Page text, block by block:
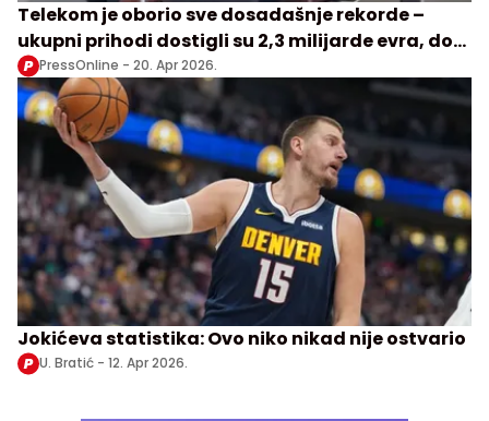
Telekom je oborio sve dosadašnje rekorde –
ukupni prihodi dostigli su 2,3 milijarde evra, dok
je neto dobit iznosila čak 1,3 milijarde
PressOnline - 20. Apr 2026.
Jokićeva statistika: Ovo niko nikad nije ostvario
U. Bratić - 12. Apr 2026.